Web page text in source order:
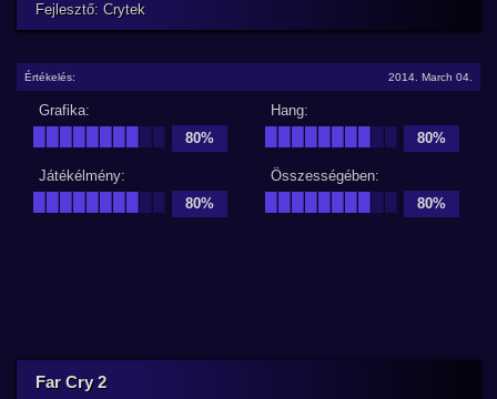
Fejlesztő: Crytek
Értékelés: 2014. March 04.
Grafika:
80%
Hang:
80%
Játékélmény:
80%
Összességében:
80%
Far Cry 2